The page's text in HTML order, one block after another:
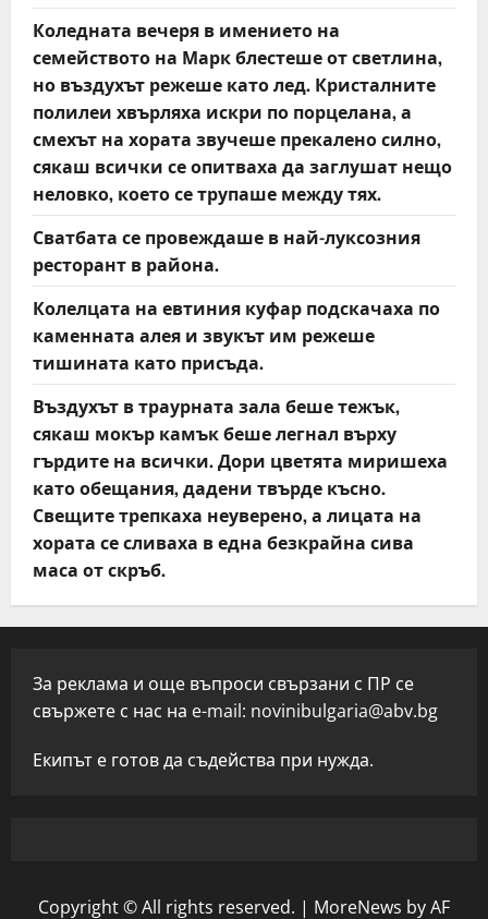
Коледната вечеря в имението на
семейството на Марк блестеше от светлина,
но въздухът режеше като лед. Кристалните
полилеи хвърляха искри по порцелана, а
смехът на хората звучеше прекалено силно,
сякаш всички се опитваха да заглушат нещо
неловко, което се трупаше между тях.
Сватбата се провеждаше в най-луксозния
ресторант в района.
Колелцата на евтиния куфар подскачаха по
каменната алея и звукът им режеше
тишината като присъда.
Въздухът в траурната зала беше тежък,
сякаш мокър камък беше легнал върху
гърдите на всички. Дори цветята миришеха
като обещания, дадени твърде късно.
Свещите трепкаха неуверено, а лицата на
хората се сливаха в една безкрайна сива
маса от скръб.
За реклама и още въпроси свързани с ПР се
свържете с нас на e-mail: novinibulgaria@abv.bg
Екипът е готов да съдейства при нужда.
Copyright © All rights reserved. | MoreNews by AF